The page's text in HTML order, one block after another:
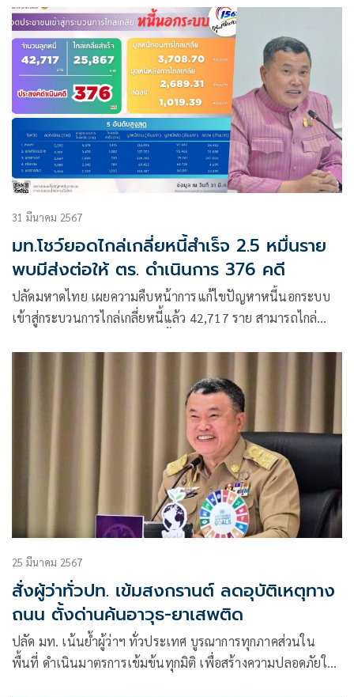
31 มีนาคม 2567
มท.โชว์ยอดไกล่เกลี่ยหนี้สำเร็จ 2.5 หมื่นราย
พบมีส่งต่อให้ ตร. ดำเนินการ 376 คดี
ปลัดมหาดไทย เผยความคืบหน้าการแก้ไขปัญหาหนี้นอกระบบ
เข้าสู่กระบวนการไกล่เกลี่ยหนี้แล้ว 42,717 ราย สามารถไกล่
จังหวัดเร่งรัดไกล่เกลี่ยหนี้อย่างต่อเนื่อง
25 มีนาคม 2567
สั่งผู้ว่าทั่วปท. เข้มสงกรานต์ ลดอุบัติเหตุทาง
ถนน ตั้งด่านค้นอาวุธ-ยาเสพติด
ปลัด มท. เน้นย้ำผู้ว่าฯ ทั่วประเทศ บูรณาการทุกภาคส่วนใน
พื้นที่ ดำเนินมาตรการเข้มข้นทุกมิติ เพื่อสร้างความปลอดภัยใน